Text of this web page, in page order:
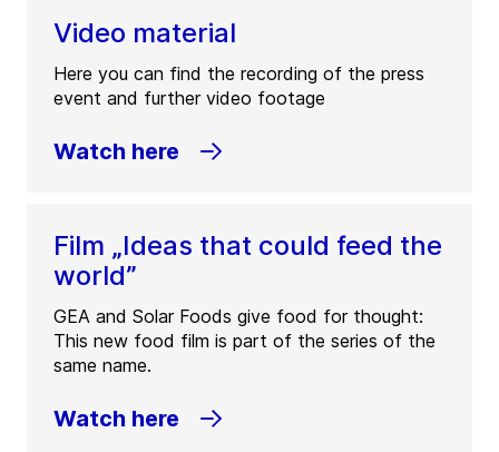
Video material
Here you can find the recording of the press
event and further video footage
Watch here
Film „Ideas that could feed the
world”
GEA and Solar Foods give food for thought:
This new food film is part of the series of the
same name.
Watch here